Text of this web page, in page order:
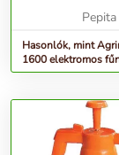
Pepita
Hasonlók, mint
1600 elektromos
1600W zöld